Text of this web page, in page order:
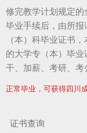
修完教学计划规定
毕业手续后，由所
（本）科毕业证书
的大学专（本）毕
干、加薪、考研、考
正常毕业，可获得四川
证书查询